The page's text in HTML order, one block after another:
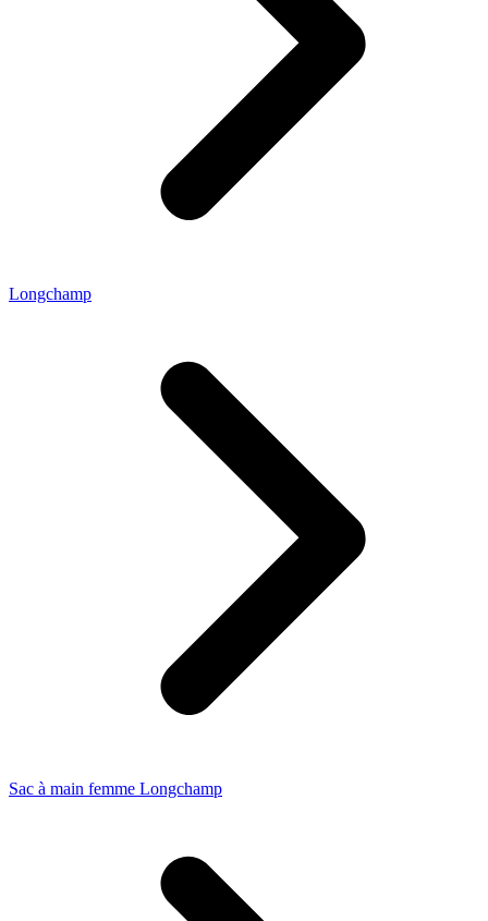
Longchamp
Sac à main femme Longchamp